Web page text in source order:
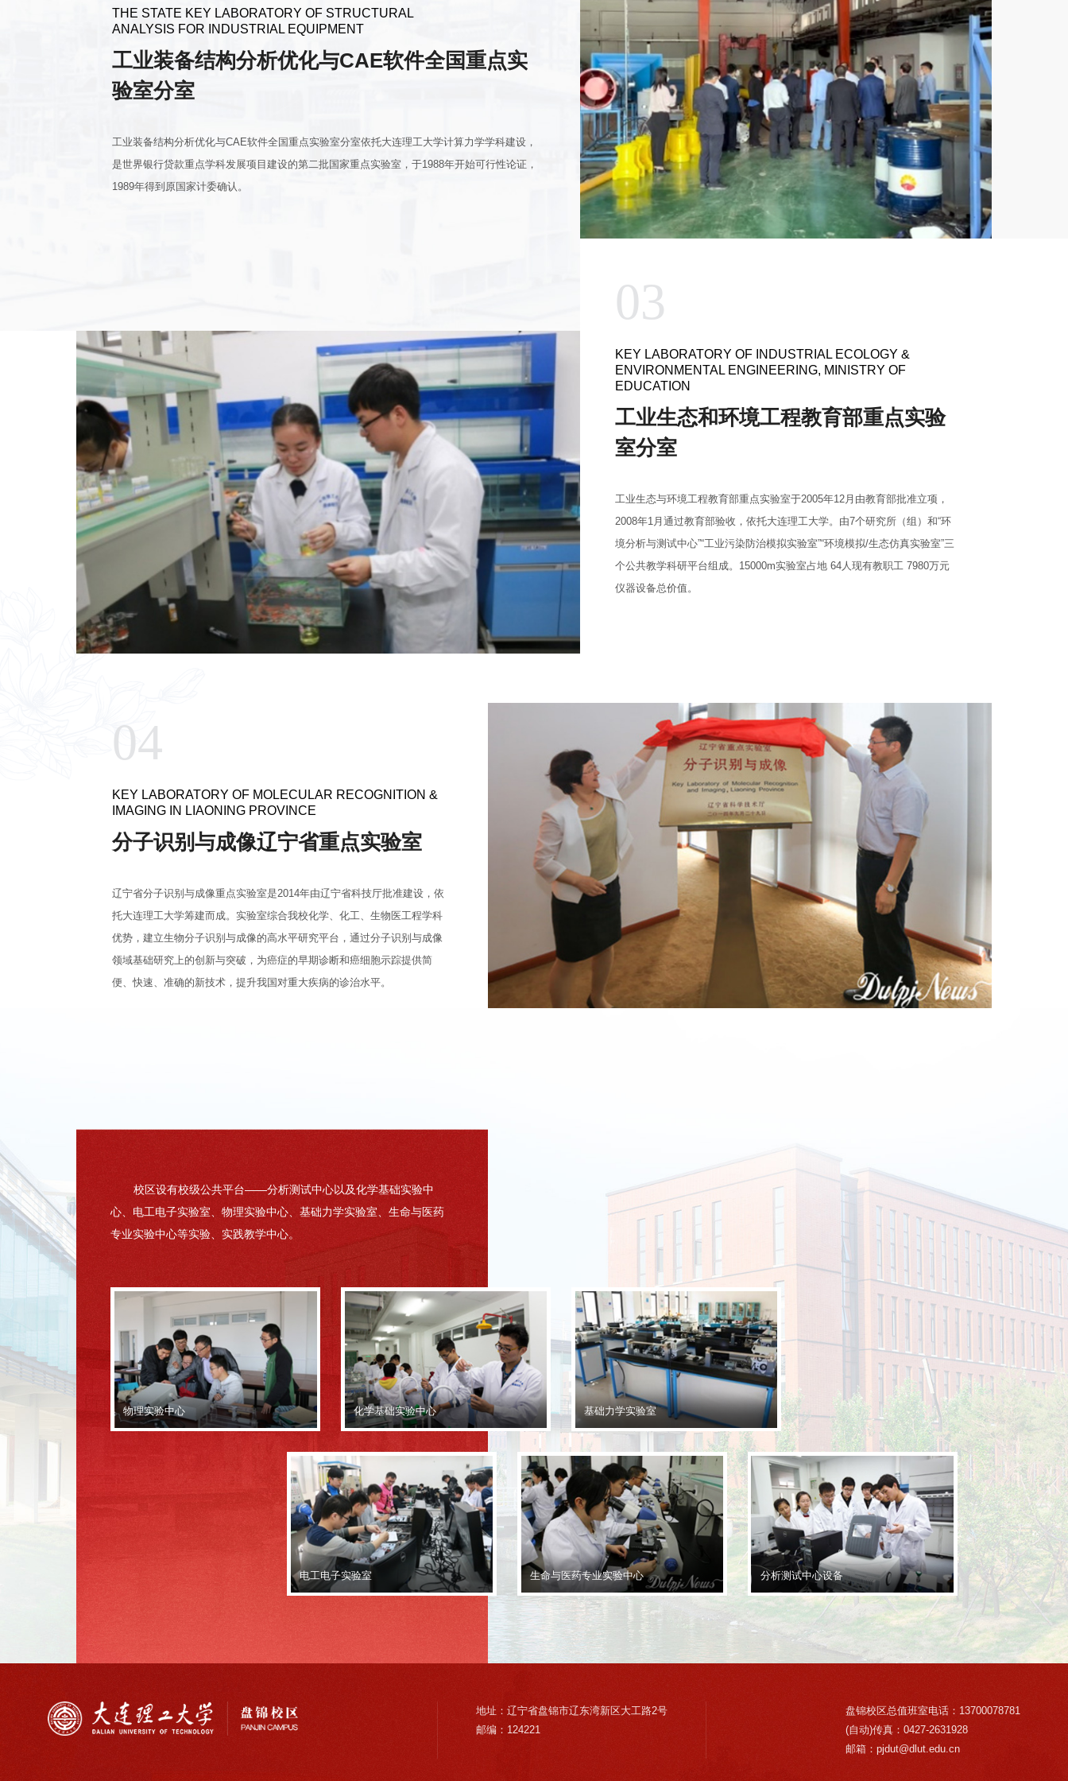
THE STATE KEY LABORATORY OF STRUCTURAL
ANALYSIS FOR INDUSTRIAL EQUIPMENT
工业装备结构分析优化与CAE软件全国重点实
验室分室
工业装备结构分析优化与CAE软件全国重点实验室分室依托大连理工大学计算力学学科建设，
是世界银行贷款重点学科发展项目建设的第二批国家重点实验室，于1988年开始可行性论证，
1989年得到原国家计委确认。
03
KEY LABORATORY OF INDUSTRIAL ECOLOGY &
ENVIRONMENTAL ENGINEERING, MINISTRY OF
EDUCATION
工业生态和环境工程教育部重点实验
室分室
工业生态与环境工程教育部重点实验室于2005年12月由教育部批准立项，
2008年1月通过教育部验收，依托大连理工大学。由7个研究所（组）和“环
境分析与测试中心”“工业污染防治模拟实验室”“环境模拟/生态仿真实验室”三
个公共教学科研平台组成。15000m实验室占地 64人现有教职工 7980万元
仪器设备总价值。
04
KEY LABORATORY OF MOLECULAR RECOGNITION &
IMAGING IN LIAONING PROVINCE
分子识别与成像辽宁省重点实验室
辽宁省分子识别与成像重点实验室是2014年由辽宁省科技厅批准建设，依
托大连理工大学筹建而成。实验室综合我校化学、化工、生物医工程学科
优势，建立生物分子识别与成像的高水平研究平台，通过分子识别与成像
领域基础研究上的创新与突破，为癌症的早期诊断和癌细胞示踪提供简
便、快速、准确的新技术，提升我国对重大疾病的诊治水平。
校区设有校级公共平台——分析测试中心以及化学基础实验中
心、电工电子实验室、物理实验中心、基础力学实验室、生命与医药
专业实验中心等实验、实践教学中心。
物理实验中心 化学基础实验中心 基础力学实验室
电工电子实验室 生命与医药专业实验中心 分析测试中心设备
地址：辽宁省盘锦市辽东湾新区大工路2号
邮编：124221
盘锦校区总值班室电话：13700078781
(自动)传真：0427-2631928
邮箱：pjdut@dlut.edu.cn